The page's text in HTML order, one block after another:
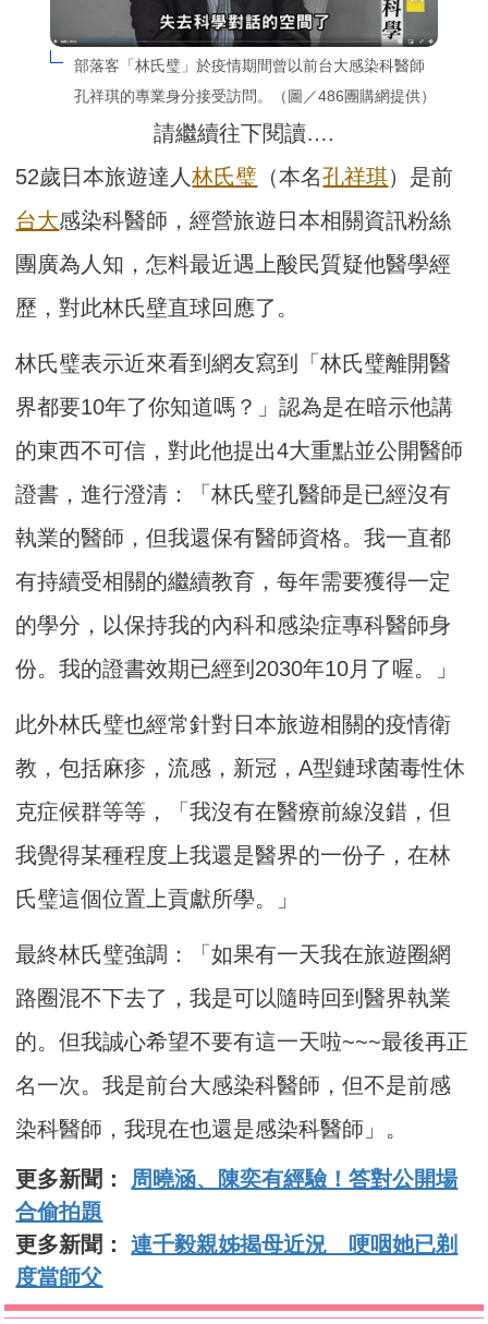
部落客「林氏璧」於疫情期間曾以前台大感染科醫師
孔祥琪的專業身分接受訪問。（圖／486團購網提供）
請繼續往下閱讀….
52歲日本旅遊達人林氏璧 （本名孔祥琪）是前
台大感染科醫師，經營旅遊日本相關資訊粉絲
團廣為人知，怎料最近遇上酸民質疑他醫學經
歷，對此林氏壁直球回應了。
林氏璧表示近來看到網友寫到「林氏璧離開醫
界都要10年了你知道嗎？」認為是在暗示他講
的東西不可信，對此他提出4大重點並公開醫師
證書，進行澄清：「林氏璧孔醫師是已經沒有
執業的醫師，但我還保有醫師資格。我一直都
有持續受相關的繼續教育，每年需要獲得一定
的學分，以保持我的內科和感染症專科醫師身
份。我的證書效期已經到2030年10月了喔。」
此外林氏璧也經常針對日本旅遊相關的疫情衛
教，包括麻疹，流感，新冠，A型鏈球菌毒性休
克症候群等等，「我沒有在醫療前線沒錯，但
我覺得某種程度上我還是醫界的一份子，在林
氏璧這個位置上貢獻所學。」
最終林氏璧強調：「如果有一天我在旅遊圈網
路圈混不下去了，我是可以隨時回到醫界執業
的。但我誠心希望不要有這一天啦~~~最後再正
名一次。我是前台大感染科醫師，但不是前感
染科醫師，我現在也還是感染科醫師」。
更多新聞： 周曉涵、陳奕有經驗！答對公開場
合偷拍題
更多新聞：連千毅親姊揭母近況 哽咽她已剃
度當師父